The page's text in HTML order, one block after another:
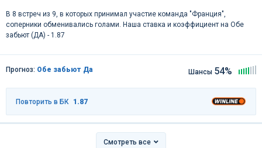
В 8 встреч из 9, в которых принимал участие команда "Франция",
соперники обменивались голами. Наша ставка и коэффициент на Обе
забьют (ДА) - 1.87
Прогноз: Обе забьют Да Шансы 54%
Повторить в БК 1.87
Смотреть все